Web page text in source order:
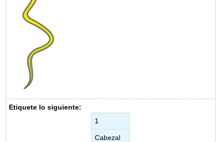
Etiquete lo siguiente:
1
Cabezal